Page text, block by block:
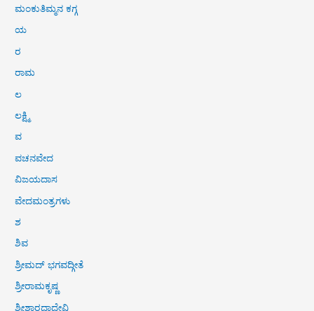
ಮಂಕುತಿಮ್ಮನ ಕಗ್ಗ
ಯ
ರ
ರಾಮ
ಲ
ಲಕ್ಷ್ಮಿ
ವ
ವಚನವೇದ
ವಿಜಯದಾಸ
ವೇದಮಂತ್ರಗಳು
ಶ
ಶಿವ
ಶ್ರೀಮದ್ ಭಗವದ್ಗೀತೆ
ಶ್ರೀರಾಮಕೃಷ್ಣ
ಶ್ರೀಶಾರದಾದೇವಿ